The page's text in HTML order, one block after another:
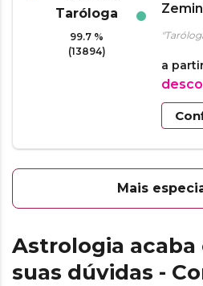
99.7 %
(13894)
a
Mais
Astrologia
suas dúvidas -